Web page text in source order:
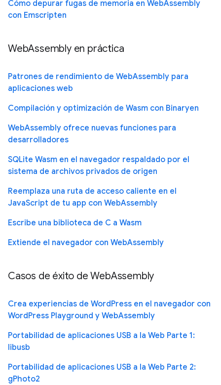
Cómo depurar fugas de memoria en WebAssembly
con Emscripten
WebAssembly en práctica
Patrones de rendimiento de WebAssembly para
aplicaciones web
Compilación y optimización de Wasm con Binaryen
WebAssembly ofrece nuevas funciones para
desarrolladores
SQLite Wasm en el navegador respaldado por el
sistema de archivos privados de origen
Reemplaza una ruta de acceso caliente en el
JavaScript de tu app con WebAssembly
Escribe una biblioteca de C a Wasm
Extiende el navegador con WebAssembly
Casos de éxito de WebAssembly
Crea experiencias de WordPress en el navegador con
WordPress Playground y WebAssembly
Portabilidad de aplicaciones USB a la Web Parte 1:
libusb
Portabilidad de aplicaciones USB a la Web Parte 2:
gPhoto2